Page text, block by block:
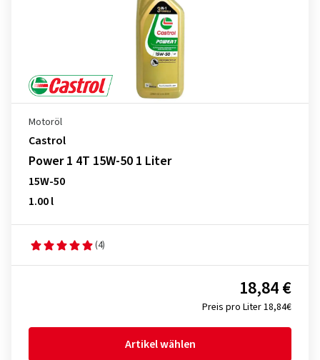
Motoröl
Castrol
Power 1 4T 15W-50 1 Liter
15W-50
1.00 l
(4)
Preis pro Liter 18,84€
18,84 €
Artikel wählen